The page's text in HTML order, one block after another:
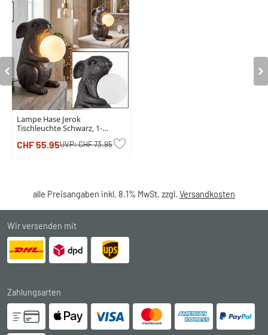
Lampe Hase Jerok
Tischleuchte Schwarz, 1-
CHF 55.95UVP:CHF 73.95
alle Preisangaben inkl. 8.1% MwSt. zzgl. Versandkosten
Wir versenden mit
Zahlungsarten